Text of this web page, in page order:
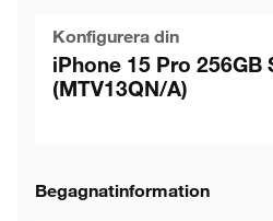
Konfigurera din
iPhone 15 Pro 256GB
(MTV13QN/A)
Begagnatinformation